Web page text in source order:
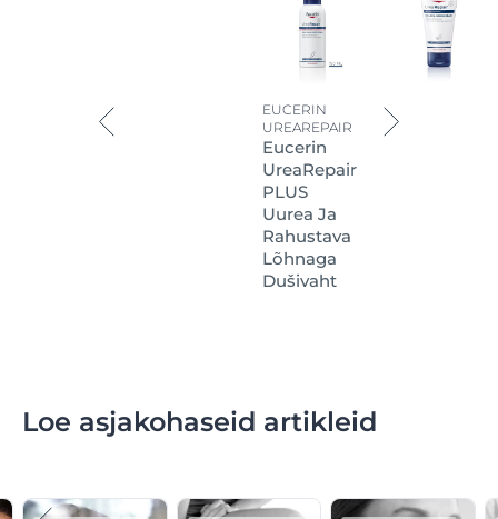
EUCERIN
UREAREPAIR
Eucerin
UreaRepair
PLUS
Uurea Ja
Rahustava
Lõhnaga
Dušivaht
Loe asjakohaseid artikleid